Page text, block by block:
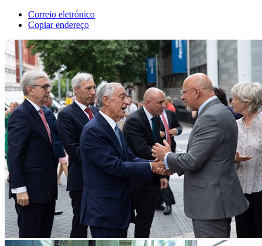
Correio eletrónico
Copiar endereço